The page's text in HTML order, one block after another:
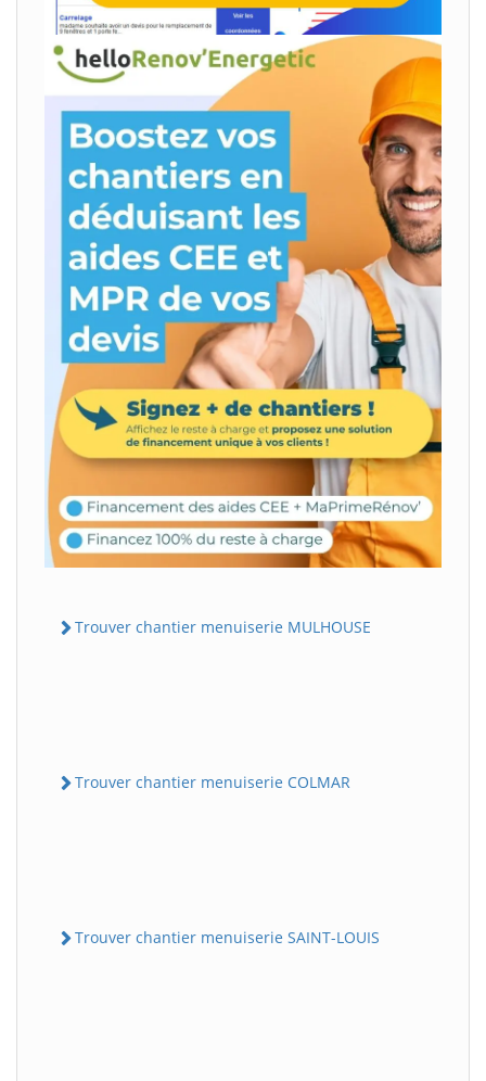
Trouver chantier menuiserie MULHOUSE
Trouver chantier menuiserie COLMAR
Trouver chantier menuiserie SAINT-LOUIS